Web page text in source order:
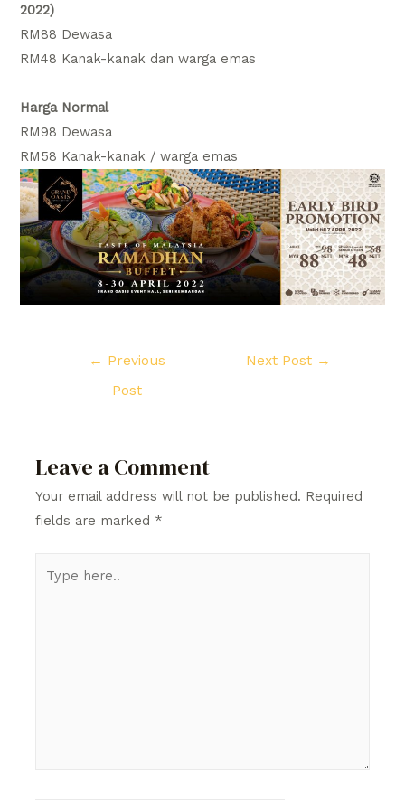
2022)
RM88 Dewasa
RM48 Kanak-kanak dan warga emas
Harga Normal
RM98 Dewasa
RM58 Kanak-kanak / warga emas
← Previous
Post
Next Post →
Leave a Comment
Your email address will not be published. Required
fields are marked *
here..